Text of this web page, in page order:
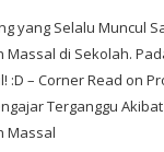
yang Selalu Muncul
Massal di Sekolah.
:D – Corner Read on
Terganggu Akibat
Massal